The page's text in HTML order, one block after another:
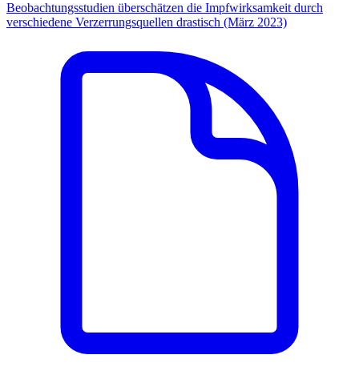
Beobachtungsstudien überschätzen die Impfwirksamkeit durch
verschiedene Verzerrungsquellen drastisch (März 2023)